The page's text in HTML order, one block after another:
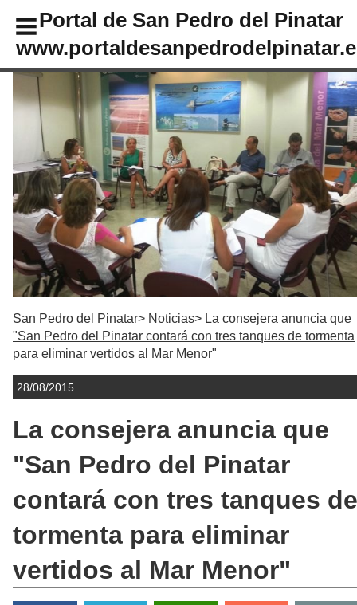
Portal de San Pedro del Pinatar
San Pedro del Pinatar Noticias
La consejera anuncia que
"San Pedro del Pinatar contará con tres tanques de tormenta
para eliminar vertidos al Mar Menor"
28/08/2015
La consejera anuncia que
"San Pedro del Pinatar
contará con tres tanques de
tormenta para eliminar
vertidos al Mar Menor"